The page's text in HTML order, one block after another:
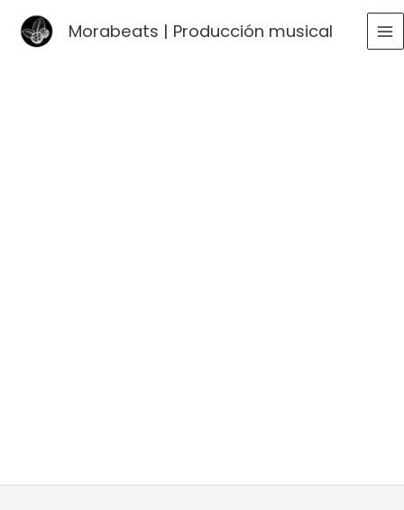
Morabeats | Producción musical